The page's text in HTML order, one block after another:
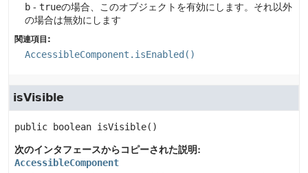
b - trueの場合、このオブジェクトを有効にします。それ以外
の場合は無効にします
関連項目:
AccessibleComponent.isEnabled()
isVisible
public boolean isVisible()
次のインタフェースからコピーされた説明:
AccessibleComponent